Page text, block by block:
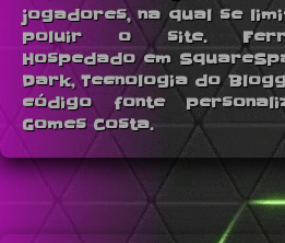
jogadores, na qual se
poluir o site.
Hospedado em
Dark, Tecnologia do
código fonte
Gomes Costa.